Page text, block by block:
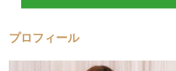
プロフィール